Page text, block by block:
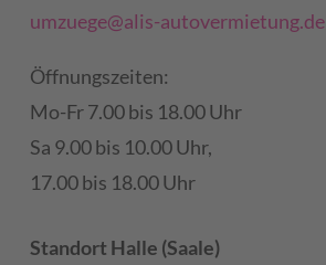
umzuege@alis-autovermietung.de
Öffnungszeiten:
Mo-Fr 7.00 bis 18.00 Uhr
Sa 9.00 bis 10.00 Uhr,
17.00 bis 18.00 Uhr
Standort Halle (Saale)